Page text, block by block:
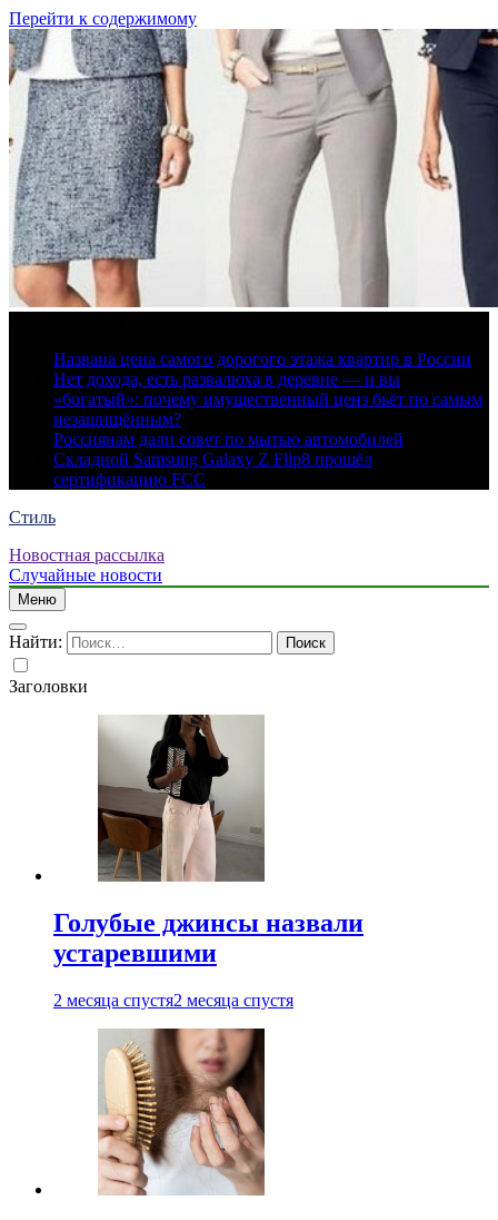
Перейти к содержимому
Названа цена самого дорогого этажа квартир в России
Нет дохода, есть развалюха в деревне — и вы
«богатый»: почему имущественный ценз бьёт по самым
незащищённым?
Россиянам дали совет по мытью автомобилей
Складной Samsung Galaxy Z Flip8 прошёл
сертификацию FCC
Стиль
Новостная рассылка
Случайные новости
Меню
Найти:
Заголовки
Голубые джинсы назвали
устаревшими
2 месяца спустя2 месяца спустя